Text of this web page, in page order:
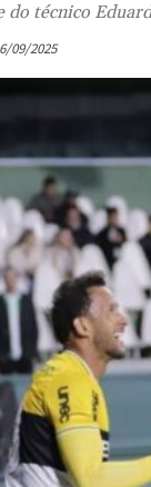
do técnico
09/2025